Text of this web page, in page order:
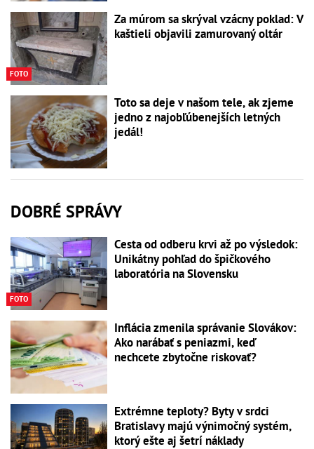
FOTO
Za múrom sa skrýval vzácny poklad: V
kaštieli objavili zamurovaný oltár
Toto sa deje v našom tele, ak zjeme
jedno z najobľúbenejších letných
jedál!
DOBRÉ SPRÁVY
FOTO
Cesta od odberu krvi až po výsledok:
Unikátny pohľad do špičkového
laboratória na Slovensku
Inflácia zmenila správanie Slovákov:
Ako narábať s peniazmi, keď
nechcete zbytočne riskovať?
Extrémne teploty? Byty v srdci
Bratislavy majú výnimočný systém,
ktorý ešte aj šetrí náklady